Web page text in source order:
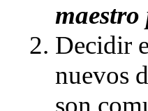
Decidir
nuevos
son